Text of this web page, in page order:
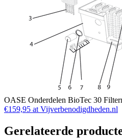
OASE Onderdelen BioTec 30
€159,95 at Vijverbenodigdheden.nl
Gerelateerde